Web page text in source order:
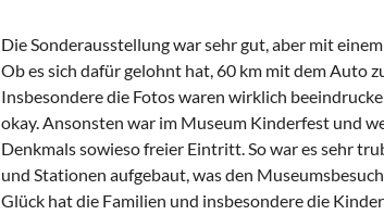
Die Sonderausstellung war sehr gut, aber mit
Ob es sich dafür gelohnt hat, 60 km mit dem Auto
Insbesondere die Fotos waren wirklich
okay. Ansonsten war im Museum Kinderfest und
Denkmals sowieso freier Eintritt. So war es sehr
und Stationen aufgebaut, was den
Glück hat die Familien und insbesondere die